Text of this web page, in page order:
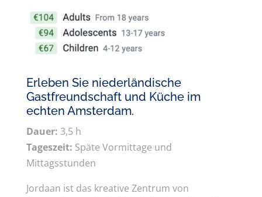
Erleben Sie niederländische
Gastfreundschaft und Küche im
echten Amsterdam.
Dauer: 3,5 h
Tageszeit: Späte Vormittage und
Mittagsstunden
Jordaan ist das kreative Zentrum von